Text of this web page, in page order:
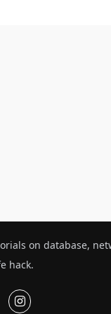
on database,
hack.